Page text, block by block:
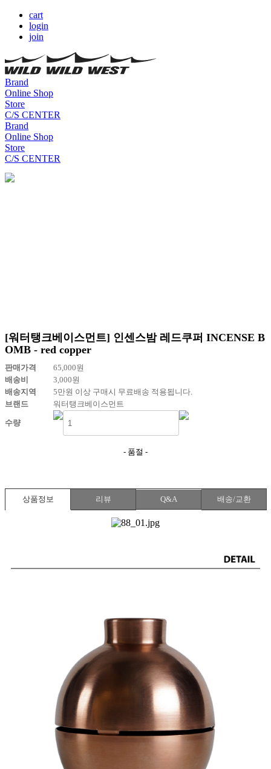
cart
login
join
Brand
Online Shop
Store
C/S CENTER
Brand
Online Shop
Store
C/S CENTER
[워터탱크베이스먼트] 인센스밤 레드쿠퍼 INCENSE B
OMB - red copper
판매가격 65,000원
배송비
3,000원
배송지역
5만원 이상 구매시 무료배송 적용됩니다.
브랜드
워터탱크베이스먼트
수량
- 품절 -
상품정보 리뷰 Q&A 배송/교환